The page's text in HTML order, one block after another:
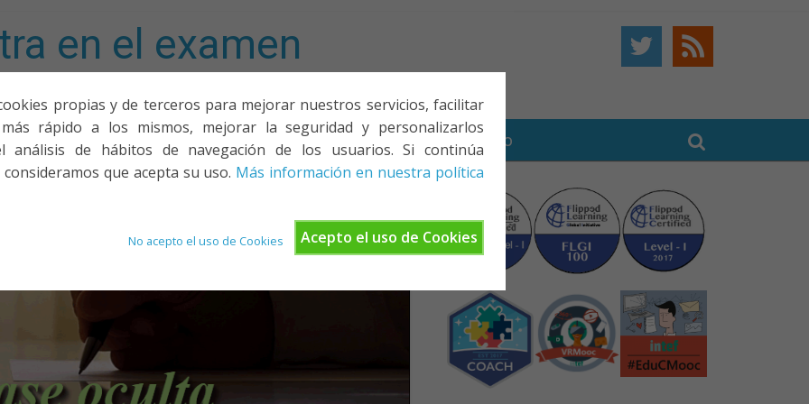
propias y de terceros para mejorar nuestros servicios, facilitar
rápido a los mismos, mejorar la seguridad y personalizarlos
análisis de hábitos de navegación de los usuarios. Si continúa
que acepta su uso. Más información en nuestra política
Acepto el uso de Cookies
No acepto el uso de Cookies
en el examen
PONENCIAS Y CURSOS ¿QUIÉNES SOMOS? YOUTUBE CONTACTO